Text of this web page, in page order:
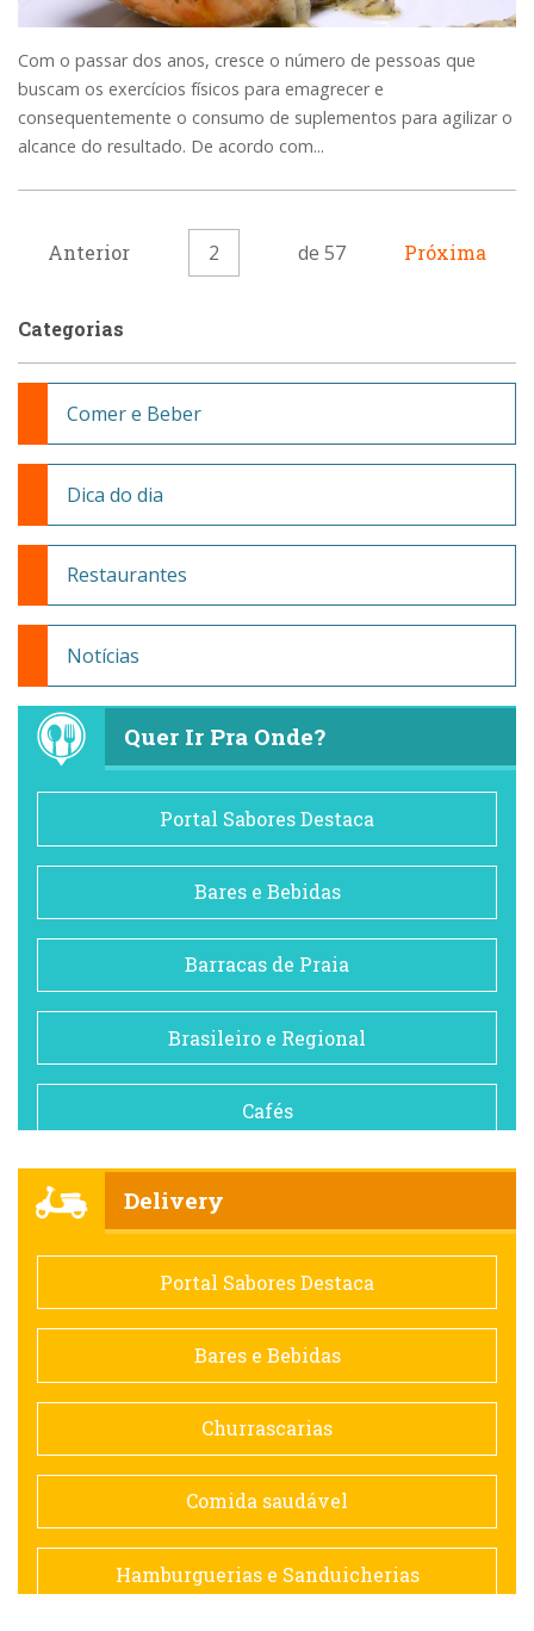
Com o passar dos anos, cresce o número de pessoas que
buscam os exercícios físicos para emagrecer e
consequentemente o consumo de suplementos para agilizar o
alcance do resultado. De acordo com...
Anterior 2 de 57 Próxima
Categorias
Comer e Beber
Dica do dia
Restaurantes
Notícias
Quer Ir Pra Onde?
Portal Sabores Destaca
Bares e Bebidas
Barracas de Praia
Brasileiro e Regional
Cafés
Comida saudável
Contemporânea
Doceria
Espanhola
Francesa
Delivery
Portal Sabores Destaca
Bares e Bebidas
Churrascarias
Comida saudável
Hamburguerias e Sanduicherias